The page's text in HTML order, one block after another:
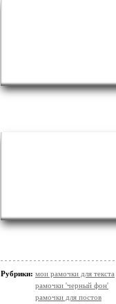
Рубрики: мои рамочки для текста
рамочки 'черный фон'
рамочки для постов